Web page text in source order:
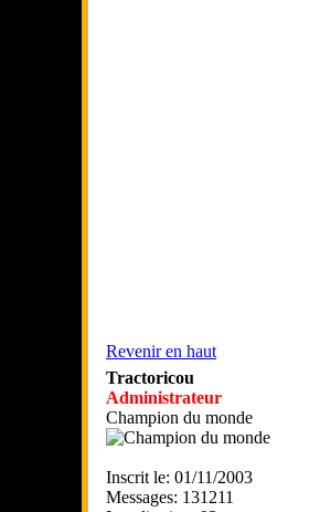
Revenir en haut
Tractoricou
Administrateur
Champion du monde
Inscrit le: 01/11/2003
Messages: 131211